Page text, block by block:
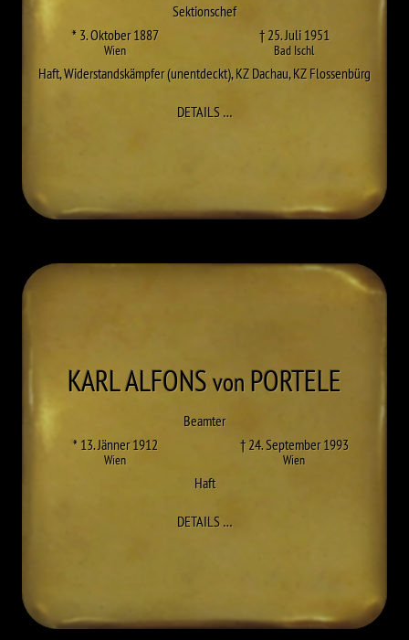
Sektionschef
* 3. Oktober 1887
Wien
† 25. Juli 1951
Bad Ischl
Haft,Widerstandskämpfer (unentdeckt),KZ Dachau,KZ Flossenbürg
DETAILS…ZU HANS PERNTER
KARL ALFONSvonPORTELE
Beamter
* 13. Jänner 1912
Wien
† 24. September 1993
Wien
Haft
DETAILS…ZU KARL ALFONS PORTELE